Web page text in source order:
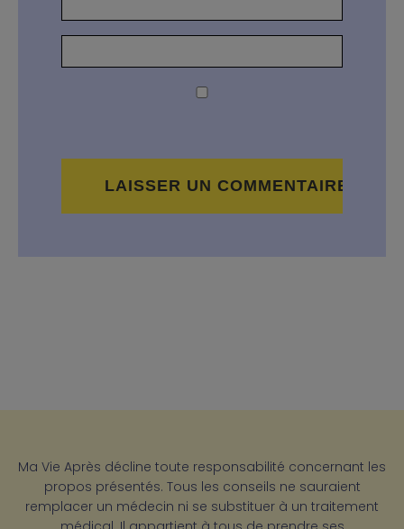
Ma Vie Après décline toute responsabilité concernant les
propos présentés. Tous les conseils ne sauraient
remplacer un médecin ni se substituer à un traitement